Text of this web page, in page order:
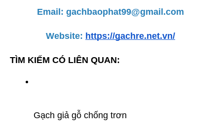
Email: gachbaophat99@gmail.com
Website: https://gachre.net.vn/
TÌM KIẾM CÓ LIÊN QUAN:
Gạch giả gỗ chống trơn